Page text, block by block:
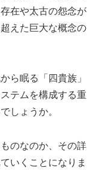
在や太古の怨念が
えた巨大な概念の
ら眠る「四貴族」
テムを構成する重
しょうか。
のなのか、その詳
いくことになりま